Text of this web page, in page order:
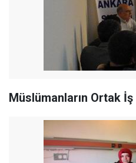
Müslümanların Ortak İş